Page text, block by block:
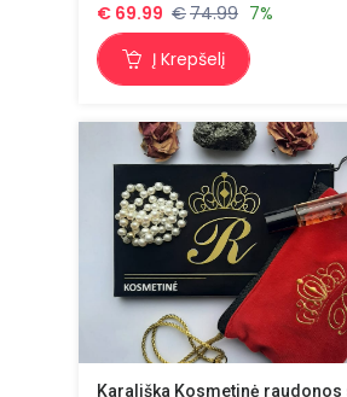
€ 69.99 €74.99 7%
Į Krepšelį